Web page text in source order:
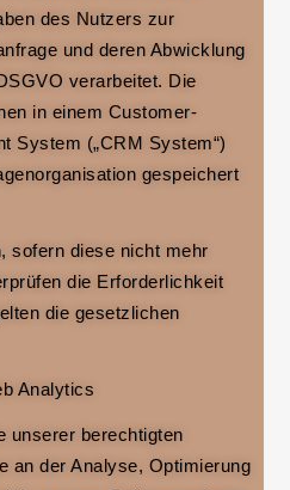
des Nutzers zur
und deren Abwicklung
verarbeitet. Die
in einem Customer-
System („CRM System“)
gespeichert
sofern diese nicht mehr
die Erforderlichkeit
die gesetzlichen
Analytics
unserer berechtigten
an der Analyse, Optimierung